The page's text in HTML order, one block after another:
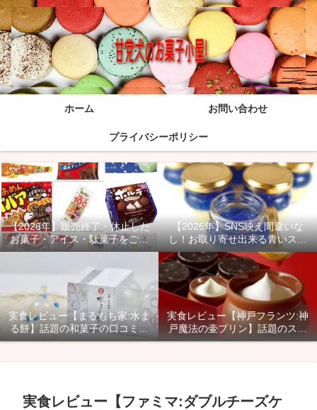
ホーム お問い合わせ
プライバシーポリシー
【2026年】販売終了・休止した
お菓子・アイス・駄菓子をご紹
介！
【2026年】SNS映え間違いな
し！お取り寄せ出来る青いスイ
ーツ商品をご紹介！
実食レビュー【まるもち家:水ま
る餅】話題の和菓子の口コミ・
カロリー・賞味期限などご紹
実食レビュー【神戸フランツ:神
戸魔法の壷プリン】話題のスイ
ーツのカロリー・口コミ・賞味
実食レビュー【ファミマ:ダブルチーズケ